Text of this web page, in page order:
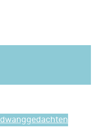
dwanggedachten